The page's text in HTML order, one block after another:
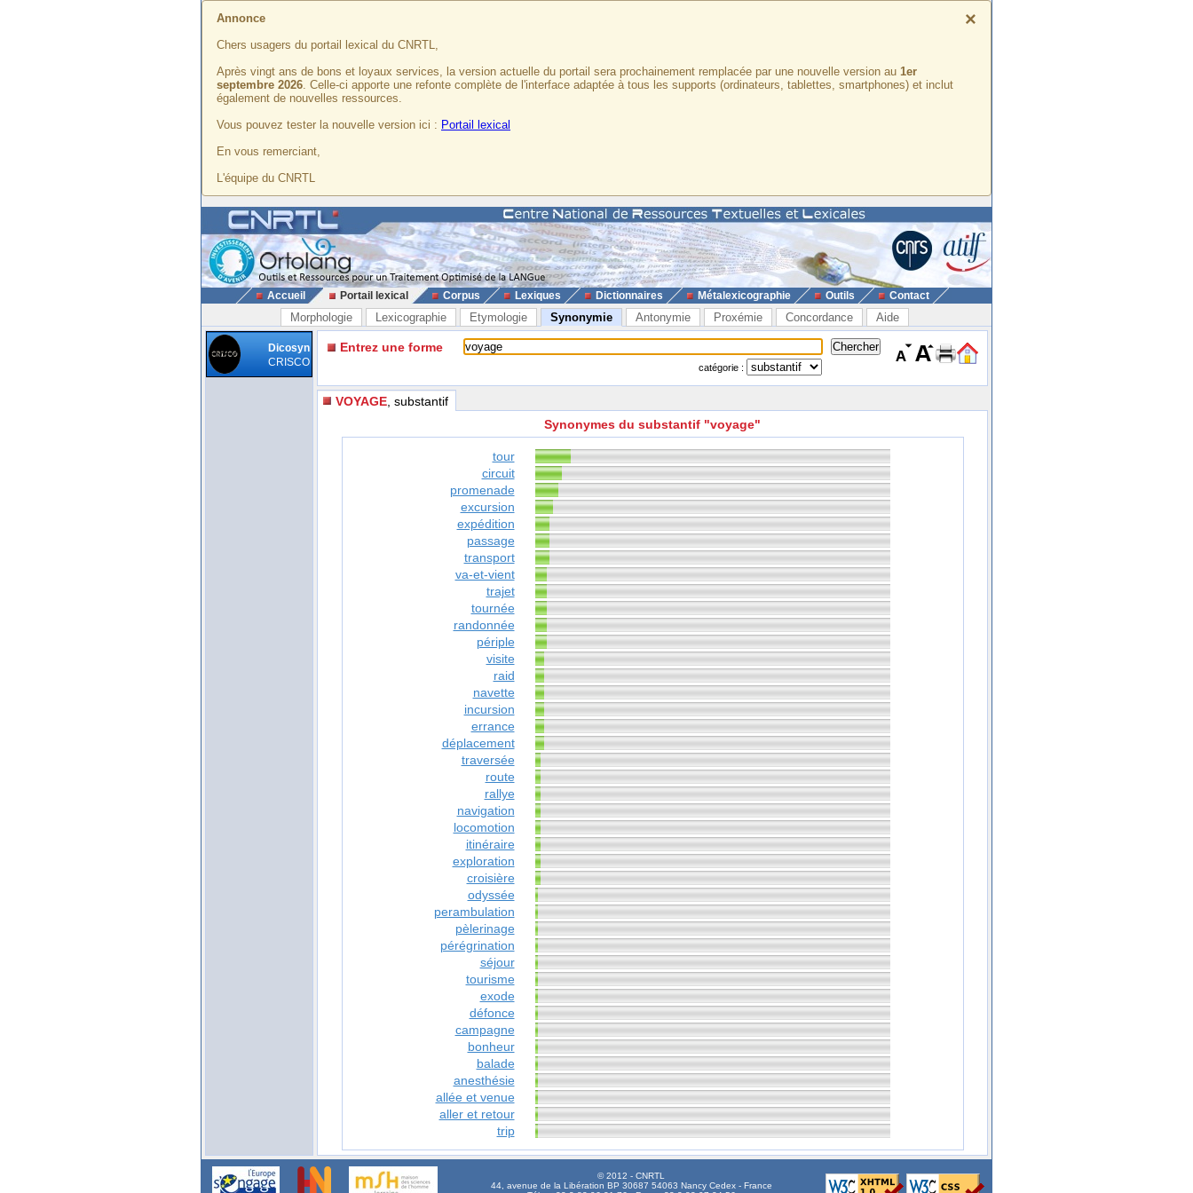
×
Annonce
Chers usagers du portail lexical du CNRTL,
Après vingt ans de bons et loyaux services, la version actuelle du portail sera prochainement remplacée par une nouvelle version au 1er
septembre 2026. Celle-ci apporte une refonte complète de l'interface adaptée à tous les supports (ordinateurs, tablettes, smartphones) et inclut
également de nouvelles ressources.
Vous pouvez tester la nouvelle version ici : Portail lexical
En vous remerciant,
L'équipe du CNRTL
Accueil Portail lexical Corpus Lexiques Dictionnaires Métalexicographie Outils Contact
Morphologie Lexicographie Etymologie Synonymie Antonymie Proxémie Concordance Aide
Dicosyn
CRISCO
Entrez une forme
catégorie :
VOYAGE , substantif
Synonymes du substantif "voyage"
tour
circuit
promenade
excursion
expédition
passage
transport
va-et-vient
trajet
tournée
randonnée
périple
visite
raid
navette
incursion
errance
déplacement
traversée
route
rallye
navigation
locomotion
itinéraire
exploration
croisière
odyssée
perambulation
pèlerinage
pérégrination
séjour
tourisme
exode
défonce
campagne
bonheur
balade
anesthésie
allée et venue
aller et retour
trip
© 2012 - CNRTL
44, avenue de la Libération BP 30687 54063 Nancy Cedex - France